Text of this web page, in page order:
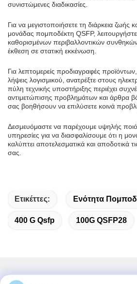
συνιστώμενες διαδικασίες.
Για να μεγιστοποιήσετε τη διάρκεια ζωής
μονάδας πομποδέκτη QSFP,
καθορισμένων περιβαλλοντικών
έκθεση σε στατική εκκένωση.
Για λεπτομερείς προδιαγραφές προϊόντων,
λήψεις λογισμικού, ανατρέξτε στους
πύλη τεχνικής υποστήριξης περιέχει
αντιμετώπισης προβλημάτων και άρθρα
σας βοηθήσουν να επιλύσετε κοινά
Δεσμευόμαστε να παρέχουμε υψηλής
υπηρεσίες για να διασφαλίσουμε ότι η
καλύπτει αποτελεσματικά και αποδοτικά
σας.
Ετικέττες: Ενότητα
400 G Qsfp 100G QSFP28
Γρήγορη επικοινωνία